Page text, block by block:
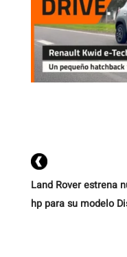
Land Rover estrena
hp para su modelo